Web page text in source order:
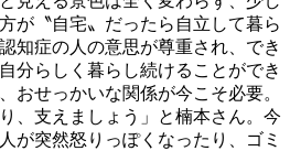
が〝自宅〟だったら自立して暮ら
知症の人の意思が尊重され、でき
分らしく暮らし続けることができ
おせっかいな関係が今こそ必要。
、支えましょう」と楠本さん。今
が突然怒りっぽくなったり、ゴミ